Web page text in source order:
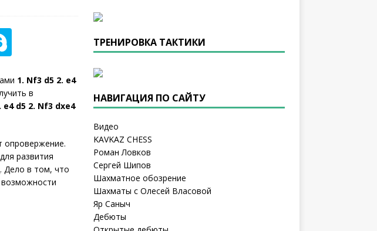
в
1. Nf3 d5 2. e4
в
e4 d5 2. Nf3 dxe4
опровержение.
развития
Дело в том, что
ТРЕНИРОВКА ТАКТИКИ
НАВИГАЦИЯ ПО САЙТУ
Видео
KAVKAZ CHESS
Роман Ловков
Сергей Шипов
Шахматное обозрение
Шахматы с Олесей Власовой
Яр Саныч
Дебюты